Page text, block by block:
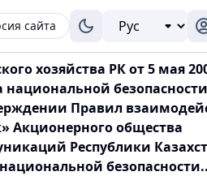
сайта
хозяйства РК от 5 мая
Правил
Акционерного общества
Республики